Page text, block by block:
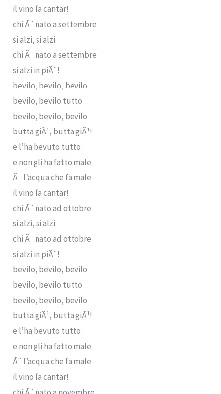
il vino fa cantar!
chi Ã¨ nato a settembre
si alzi, si alzi
chi Ã¨ nato a settembre
si alzi in piÃ¨!
bevilo, bevilo, bevilo
bevilo, bevilo tutto
bevilo, bevilo, bevilo
butta giÃ¹, butta giÃ¹!
e l’ha bevuto tutto
e non gli ha fatto male
Ã¨ l’acqua che fa male
il vino fa cantar!
chi Ã¨ nato ad ottobre
si alzi, si alzi
chi Ã¨ nato ad ottobre
si alzi in piÃ¨!
bevilo, bevilo, bevilo
bevilo, bevilo tutto
bevilo, bevilo, bevilo
butta giÃ¹, butta giÃ¹!
e l’ha bevuto tutto
e non gli ha fatto male
Ã¨ l’acqua che fa male
il vino fa cantar!